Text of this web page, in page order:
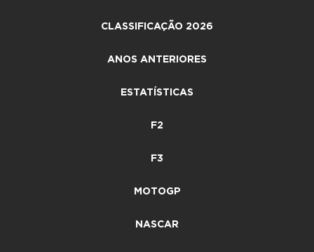
CLASSIFICAÇÃO 2026
ANOS ANTERIORES
ESTATÍSTICAS
F2
F3
MOTOGP
NASCAR